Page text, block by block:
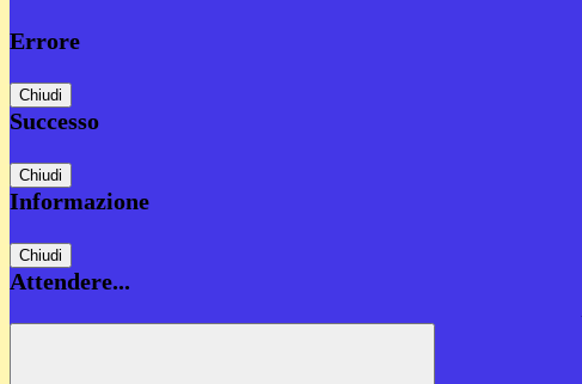
Errore
Chiudi
Successo
Chiudi
Informazione
Chiudi
Attendere...